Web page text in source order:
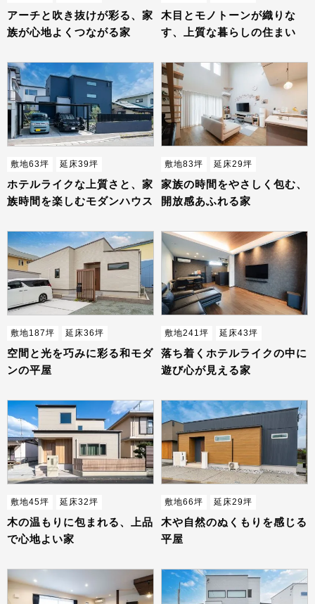
アーチと吹き抜けが彩る、家
族が心地よくつながる家
木目とモノトーンが織りな
す、上質な暮らしの住まい
敷地63坪 延床39坪
ホテルライクな上質さと、家
族時間を楽しむモダンハウス
敷地83坪 延床29坪
家族の時間をやさしく包む、
開放感あふれる家
敷地187坪 延床36坪
空間と光を巧みに彩る和モダ
ンの平屋
敷地241坪 延床43坪
落ち着くホテルライクの中に
遊び心が見える家
敷地45坪 延床32坪
木の温もりに包まれる、上品
で心地よい家
敷地66坪 延床29坪
木や自然のぬくもりを感じる
平屋